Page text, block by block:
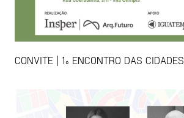
CONVITE | 1º ENCONTRO DAS CIDADES